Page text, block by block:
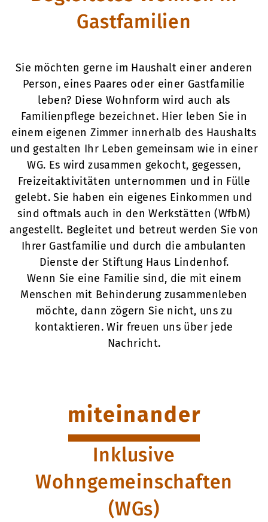
Gastfamilien
Sie möchten gerne im Haushalt einer anderen
Person, eines Paares oder einer Gastfamilie
leben? Diese Wohnform wird auch als
Familienpflege bezeichnet. Hier leben Sie in
einem eigenen Zimmer innerhalb des Haushalts
und gestalten Ihr Leben gemeinsam wie in einer
WG. Es wird zusammen gekocht, gegessen,
Freizeitaktivitäten unternommen und in Fülle
gelebt. Sie haben ein eigenes Einkommen und
sind oftmals auch in den Werkstätten (WfbM)
angestellt. Begleitet und betreut werden Sie von
Ihrer Gastfamilie und durch die ambulanten
Dienste der Stiftung Haus Lindenhof.
Wenn Sie eine Familie sind, die mit einem
Menschen mit Behinderung zusammenleben
möchte, dann zögern Sie nicht, uns zu
kontaktieren. Wir freuen uns über jede
Nachricht.
miteinander
Inklusive
Wohngemeinschaften
(WGs)